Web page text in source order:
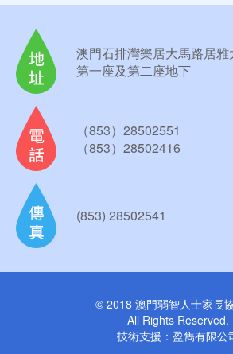
澳門石排灣樂居大馬路居雅
第一座及第二座地下
（853）28502551
（853）28502416
(853) 28502541
© 2018 澳門弱智人士家長
All Rights Reserved.
技術支援： 盈雋有限公